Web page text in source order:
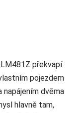
překvapí
pojezdem
napájením dvěma
hlavně tam,